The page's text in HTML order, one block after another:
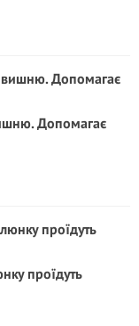
Допомагає
проїдуть